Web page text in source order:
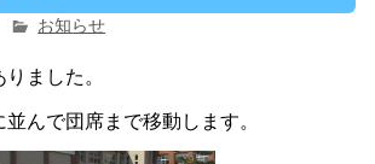
お知らせ
ました。
んで団席まで移動します。